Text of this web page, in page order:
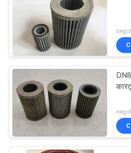
कारखाना
भ्रमण
गुणवत्ता
नियंत्रण